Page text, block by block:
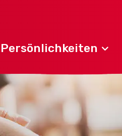
Persönlichkeiten